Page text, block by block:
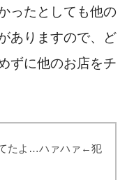
ったとしても他の
ありますので、ど
ずに他のお店をチ
たよ…ハァハァ←犯